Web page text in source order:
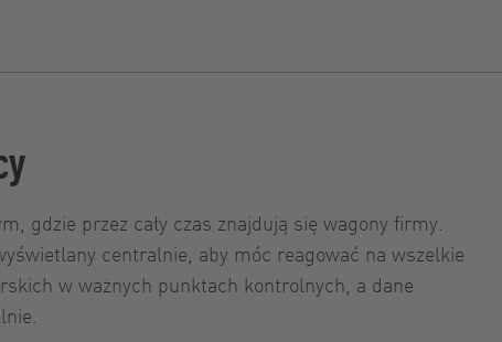
gdzie przez cały czas znajdują się wagony firmy.
centralnie, aby móc reagować na wszelkie
w ważnych punktach kontrolnych, a dane